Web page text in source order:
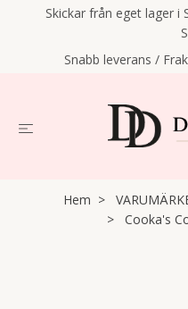
Skickar från eget lager
Snabb leverans /
Hem
Cooka's